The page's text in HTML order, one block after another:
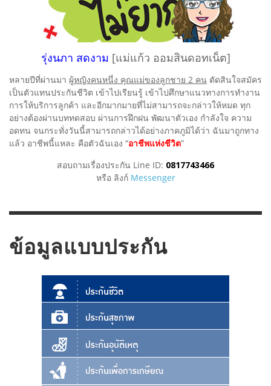
รุ่งนภา สดงาม [แม่แก้ว ออมสินดอทเน็ต]
หลายปีที่ผ่านมา ผู้หญิงคนหนึ่ง คุณแม่ของลูกชาย 2 คน ตัดสินใจสมัคร
เป็นตัวแทนประกันชีวิต เข้าไปเรียนรู้ เข้าไปศึกษาแนวทางการทำงาน
การให้บริการลูกค้า และอีกมากมายที่ไม่สามารถจะกล่าวให้หมด ทุก
อย่างต้องผ่านบททดสอบ ผ่านการฝึกฝน พัฒนาตัวเอง กำลังใจ ความ
อดทน จนกระทั่งวันนี้สามารถกล่าวได้อย่างภาคภูมิได้ว่า ฉันมาถูกทาง
แล้ว อาชีพนี้แหละ คือตัวฉันเอง “อาชีพแห่งชีวิต”
สอบถามเรื่องประกัน Line ID: 0817743466
หรือ ลิงก์ Messenger
ข้อมูลแบบประกัน